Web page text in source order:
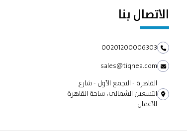
الاتصال بنا
00201200006303
sales@tiqnea.com
القاهرة - التجمع الأول - شارع
التسعين الشمالي، ساحة القاهرة
للأعمال